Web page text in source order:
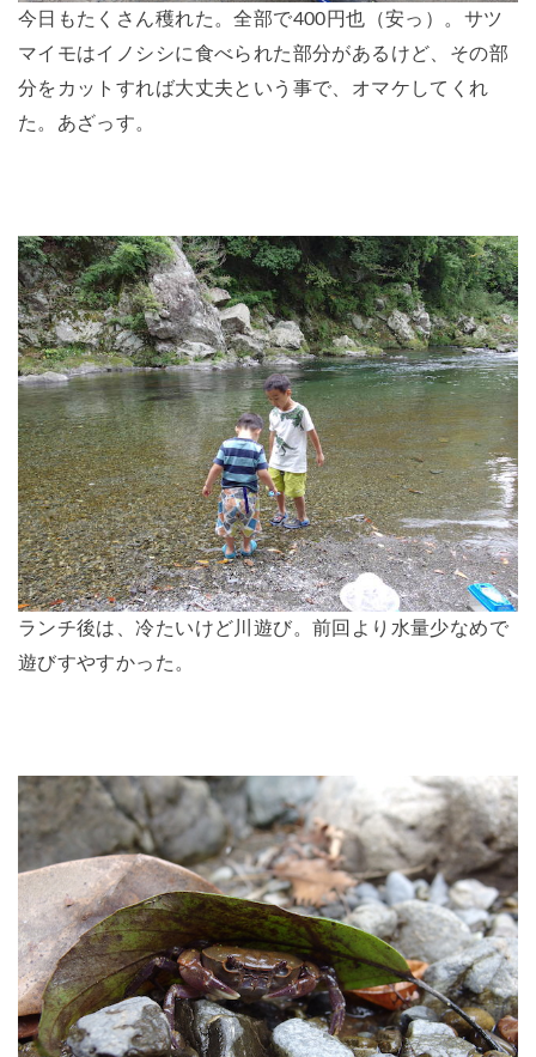
今日もたくさん穫れた。全部で400円也（安っ）。サツ
マイモはイノシシに食べられた部分があるけど、その部
分をカットすれば大丈夫という事で、オマケしてくれ
た。あざっす。
ランチ後は、冷たいけど川遊び。前回より水量少なめで
遊びすやすかった。